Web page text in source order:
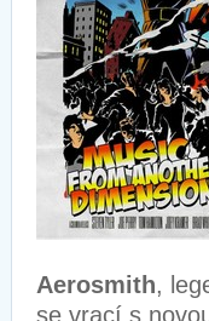
Aerosmith,
se vrací s